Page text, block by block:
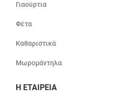
Γιαούρτια
Φέτα
Καθαριστικά
Μωρομάντηλα
Η ΕΤΑΙΡΕΙΑ